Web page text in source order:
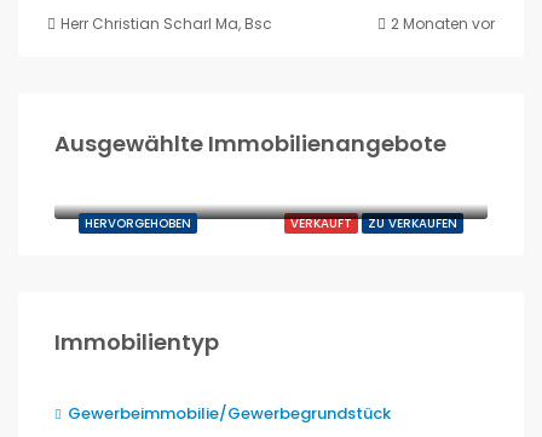
Herr Christian Scharl Ma, Bsc Immobilienmanagement
2 Monaten vor
Ausgewählte Immobilienangebote
VERKAUFT ZU VERKAUFEN
HERVORGEHOBEN
Immobilientyp
Gewerbeimmobilie/Gewerbegrundstück